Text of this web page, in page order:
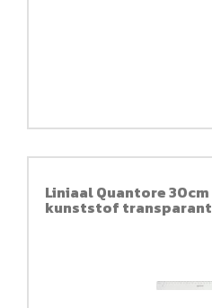
Liniaal Quantore 30cm
kunststof transparant